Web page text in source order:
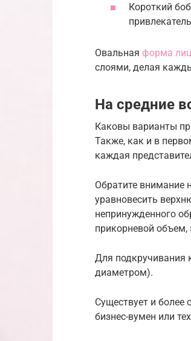
Короткий
Овальная форма
слоями, делая
На средние
Каковы варианты
Также, как и в
каждая
Обратите внимание
уравновесить
непринужденного
прикорневой
Для подкручивания
диаметром).
Существует и более
бизнес-вумен или